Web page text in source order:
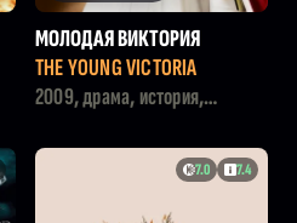
МОЛОДАЯ ВИКТОРИЯ
THE YOUNG VICTORIA
2009, драма, история,
7.0 7.4